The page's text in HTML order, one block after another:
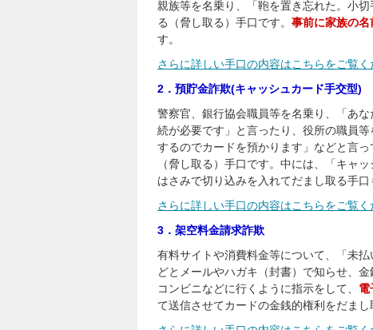
親族等を名乗り、「鞄を置き忘れた。小
る（脅し取る）手口です。 事前に家族の
す。
さらに詳しい手口の内容はこちらをご覧く
2．預貯金詐欺(キャッシュカード手交型)
警察官、銀行協会職員等を名乗り、「あ
続が必要です」と言ったり、役所の職員
するのでカードを預かります」などと言っ
（脅し取る）手口です。中には、「キャ
はさみで切り込みを入れてだまし取る手口
さらに詳しい手口の内容はこちらをご覧く
3．架空料金請求詐欺
有料サイトや消費料金等について、「未
どとメールやハガキ（封書）で知らせ、
コンビニなどに行くように指示をして、 電
て送信させてカードの金銭的権利をだまし